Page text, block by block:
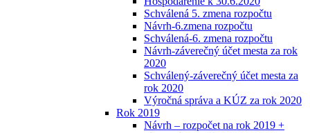
Schválená 5. zmena rozpočtu
Návrh-6.zmena rozpočtu
Schválená-6. zmena rozpočtu
Návrh-záverečný účet mesta za rok
2020
Schválený-záverečný účet mesta za
rok 2020
Výročná správa a KÚZ za rok 2020
Rok 2019
Návrh – rozpočet na rok 2019 +